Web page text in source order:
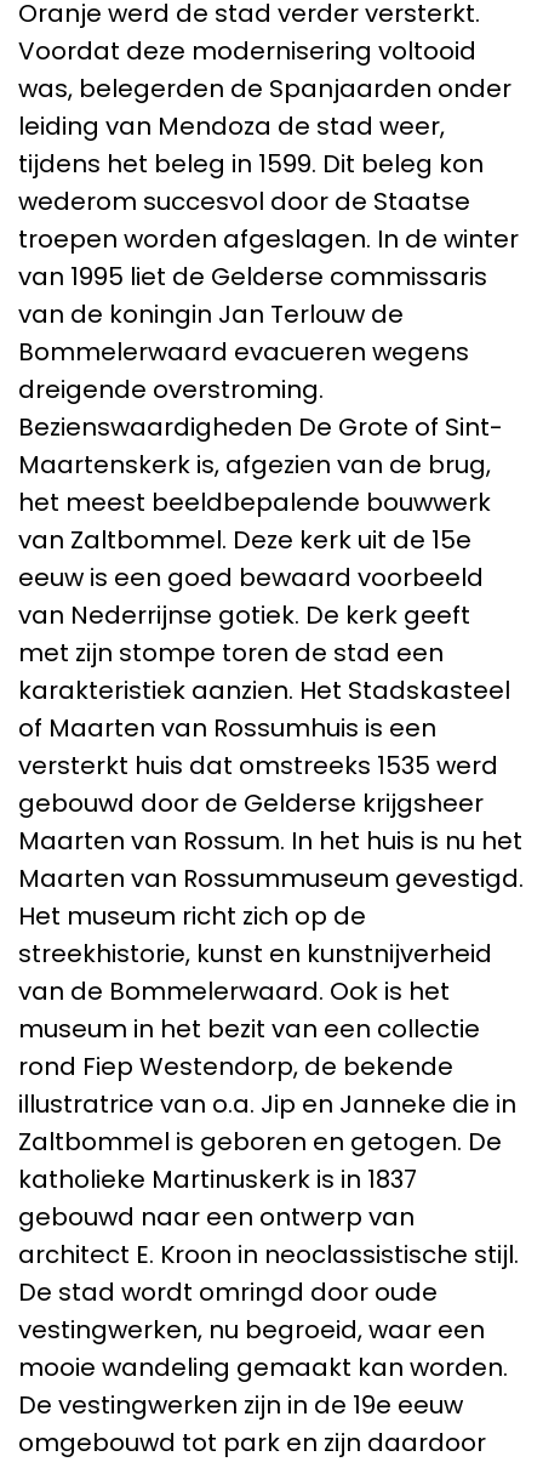
Oranje werd de stad verder versterkt.
Voordat deze modernisering voltooid
was, belegerden de Spanjaarden onder
leiding van Mendoza de stad weer,
tijdens het beleg in 1599. Dit beleg kon
wederom succesvol door de Staatse
troepen worden afgeslagen. In de winter
van 1995 liet de Gelderse commissaris
van de koningin Jan Terlouw de
Bommelerwaard evacueren wegens
dreigende overstroming.
Bezienswaardigheden De Grote of Sint-
Maartenskerk is, afgezien van de brug,
het meest beeldbepalende bouwwerk
van Zaltbommel. Deze kerk uit de 15e
eeuw is een goed bewaard voorbeeld
van Nederrijnse gotiek. De kerk geeft
met zijn stompe toren de stad een
karakteristiek aanzien. Het Stadskasteel
of Maarten van Rossumhuis is een
versterkt huis dat omstreeks 1535 werd
gebouwd door de Gelderse krijgsheer
Maarten van Rossum. In het huis is nu het
Maarten van Rossummuseum gevestigd.
Het museum richt zich op de
streekhistorie, kunst en kunstnijverheid
van de Bommelerwaard. Ook is het
museum in het bezit van een collectie
rond Fiep Westendorp, de bekende
illustratrice van o.a. Jip en Janneke die in
Zaltbommel is geboren en getogen. De
katholieke Martinuskerk is in 1837
gebouwd naar een ontwerp van
architect E. Kroon in neoclassistische stijl.
De stad wordt omringd door oude
vestingwerken, nu begroeid, waar een
mooie wandeling gemaakt kan worden.
De vestingwerken zijn in de 19e eeuw
omgebouwd tot park en zijn daardoor